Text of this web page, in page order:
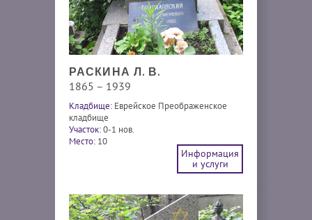
РАСКИНА Л. В.
1865 – 1939
Кладбище: Еврейское Преображенское
кладбище
Участок:0-1 нов.
Место: 10
Информация
и услуги